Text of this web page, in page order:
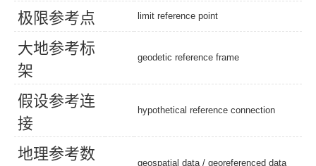
极限参考点 limit reference point
大地参考标
架
geodetic reference frame
假设参考连
接
hypothetical reference connection
地理参考数
geospatial data/ georeferenced data